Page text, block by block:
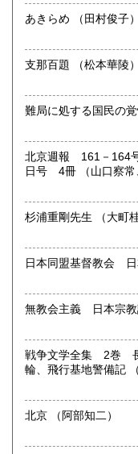
熊本県
宮崎県
沿線名：-
営業時間：-
定休日：不定休
書籍の買取について
古い本を買取いたし
衆小説、美術書、宗
などの紙もの等は大
す。お気軽にご相談く
取り扱い分野
美術工芸、国語国文
あきらめ （田村俊子）
支那百題 （松本華陵）
北京週報 161－164
日号 4冊 （山
杉浦重剛先
戦争文学全集 2巻 長
輪、飛行基地警備記 （西田稔、林房雄、市川禅海、渡邊正
北京 （阿部知二）